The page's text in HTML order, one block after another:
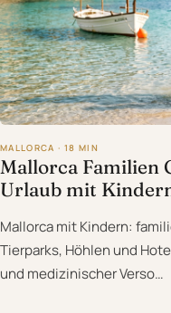
MALLORCA · 18 MIN
Mallorca Familien
Urlaub mit
Mallorca mit Kindern:
Tierparks, Höhlen und
und medizinischer Verso…